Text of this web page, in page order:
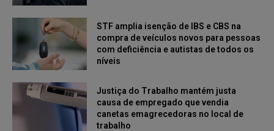
STF amplia isenção de IBS e CBS na
compra de veículos novos para pessoas
com deficiência e autistas de todos os
níveis
Justiça do Trabalho mantém justa
causa de empregado que vendia
canetas emagrecedoras no local de
trabalho